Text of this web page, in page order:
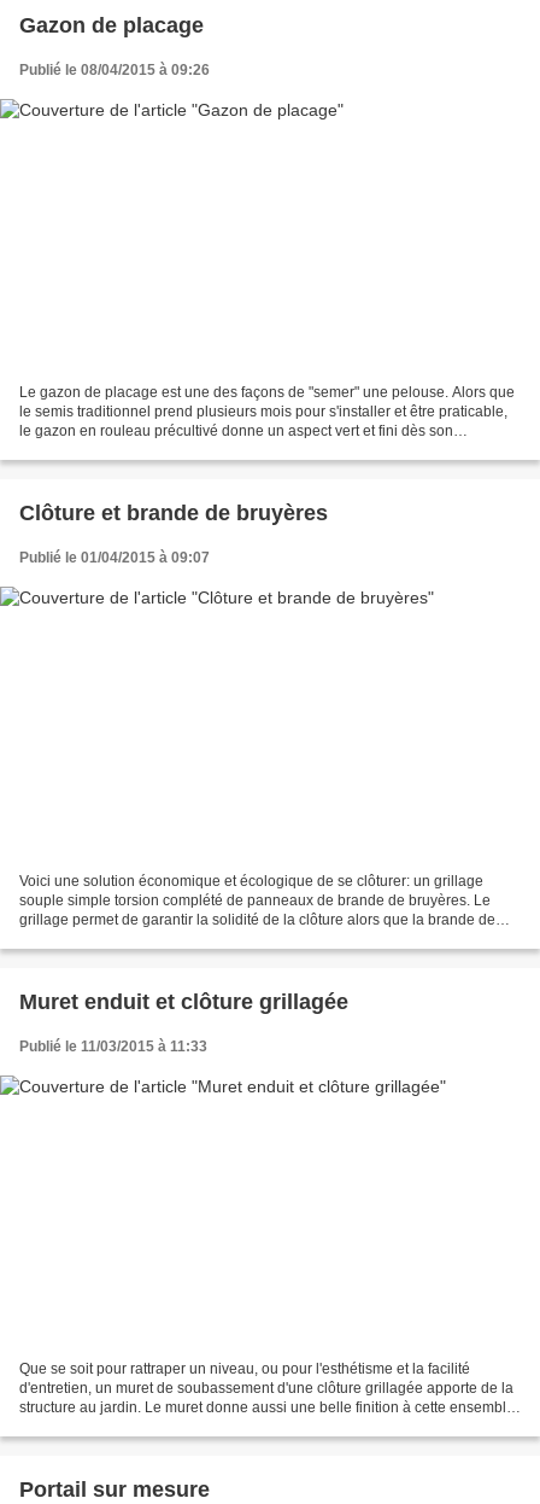
Gazon de placage
Publié le 08/04/2015 à 09:26
Le gazon de placage est une des façons de "semer" une pelouse. Alors que
le semis traditionnel prend plusieurs mois pour s'installer et être praticable,
le gazon en rouleau précultivé donne un aspect vert et fini dès son
Clôture et brande de bruyères
Publié le 01/04/2015 à 09:07
Voici une solution économique et écologique de se clôturer: un grillage
souple simple torsion complété de panneaux de brande de bruyères. Le
grillage permet de garantir la solidité de la clôture alors que la brande de
Muret enduit et clôture grillagée
Publié le 11/03/2015 à 11:33
Que se soit pour rattraper un niveau, ou pour l'esthétisme et la facilité
d'entretien, un muret de soubassement d'une clôture grillagée apporte de la
structure au jardin. Le muret donne aussi une belle finition à cette ensemble.
Portail sur mesure